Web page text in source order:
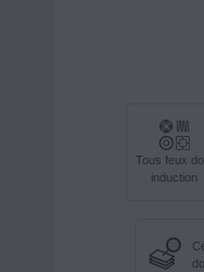
Tous feux
induction